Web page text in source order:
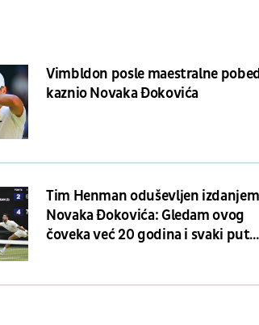
Vimbldon posle maestralne
kaznio Novaka Đokovića
Tim Henman oduševljen izdanjem
Novaka Đokovića: Gledam ovog
čoveka već 20 godina i svaki put